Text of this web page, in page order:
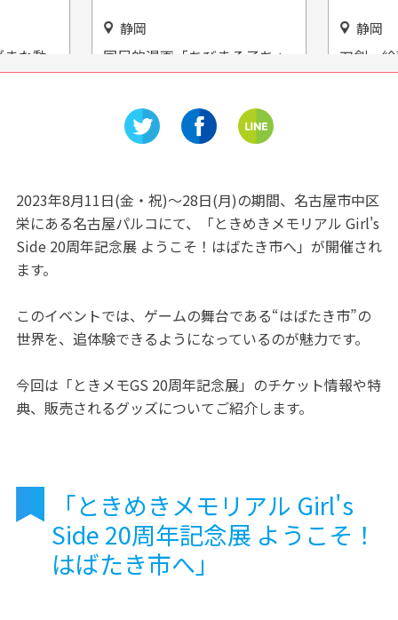
国民的漫画「ちびまる子ちゃ
ん」のテーマパークが清水に
刀剣、絵画、
を「佐野美術
2023年8月11日(金・祝)～28日(月)の期間、名古屋市中区
栄にある名古屋パルコにて、「ときめきメモリアル Girl's
Side 20周年記念展 ようこそ！はばたき市へ」が開催され
ます。
このイベントでは、ゲームの舞台である“はばたき市”の
世界を、追体験できるようになっているのが魅力です。
今回は「ときメモGS 20周年記念展」のチケット情報や特
典、販売されるグッズについてご紹介します。
「ときめきメモリアル Girl's
Side 20周年記念展 ようこそ！
はばたき市へ」